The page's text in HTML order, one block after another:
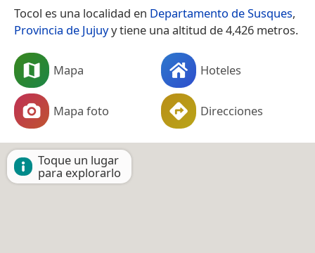
Tocol es una localidad en Departamento de Susques,
Provincia de Jujuyy tiene una altitud de 4,426 metros.
Mapa Hoteles
Mapa foto Direcciones
Toque un lugar
para explorarlo